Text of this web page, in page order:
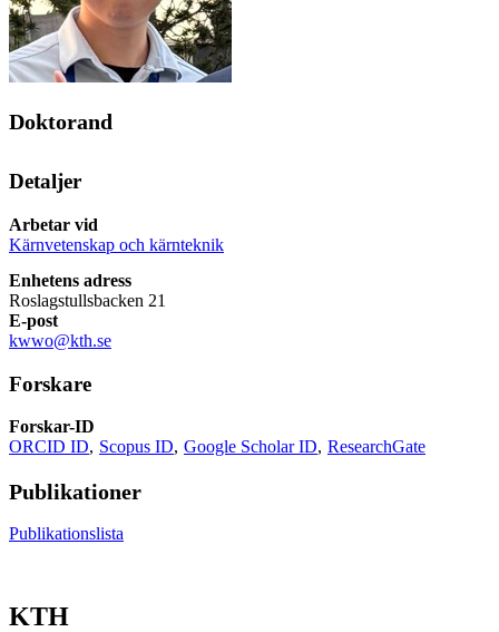
Doktorand
Detaljer
Arbetar vid
Kärnvetenskap och kärnteknik
Enhetens adress
Roslagstullsbacken 21
E-post
kwwo@kth.se
Forskare
Forskar-ID
ORCID ID
Scopus ID Google Scholar ID ResearchGate
Publikationer
Publikationslista
KTH